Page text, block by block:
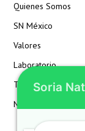
Quienes Somos
SN México
Valores
Laboratorio
Términos
Noticias
Soria